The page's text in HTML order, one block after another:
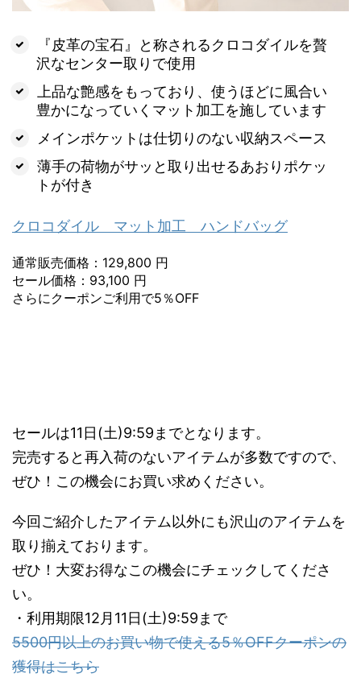
『皮革の宝石』と称されるクロコダイルを贅
沢なセンター取りで使用
上品な艶感をもっており、使うほどに風合い
豊かになっていくマット加工を施しています
メインポケットは仕切りのない収納スペース
薄手の荷物がサッと取り出せるあおりポケッ
トが付き
クロコダイル マット加工 ハンドバッグ
通常販売価格：129,800 円
セール価格：93,100 円
さらにクーポンご利用で5％OFF
セールは11日(土)9:59までとなります。
完売すると再入荷のないアイテムが多数ですので、
ぜひ！この機会にお買い求めください。
今回ご紹介したアイテム以外にも沢山のアイテムを
取り揃えております。
ぜひ！大変お得なこの機会にチェックしてくださ
い。
・利用期限12月11日(土)9:59まで
5500円以上のお買い物で使える5％OFFクーポンの
獲得はこちら